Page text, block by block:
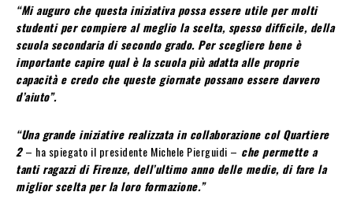
“Mi auguro che questa iniziativa possa essere utile per molti
studenti per compiere al meglio la scelta, spesso difficile, della
scuola secondaria di secondo grado. Per scegliere bene è
importante capire qual è la scuola più adatta alle proprie
capacità e credo che queste giornate possano essere davvero
d’aiuto”.
“Una grande iniziative realizzata in collaborazione col Quartiere
2– ha spiegato il presidente Michele Pierguidi – che permette a
tanti ragazzi di Firenze, dell’ultimo anno delle medie, di fare la
miglior scelta per la loro formazione.”